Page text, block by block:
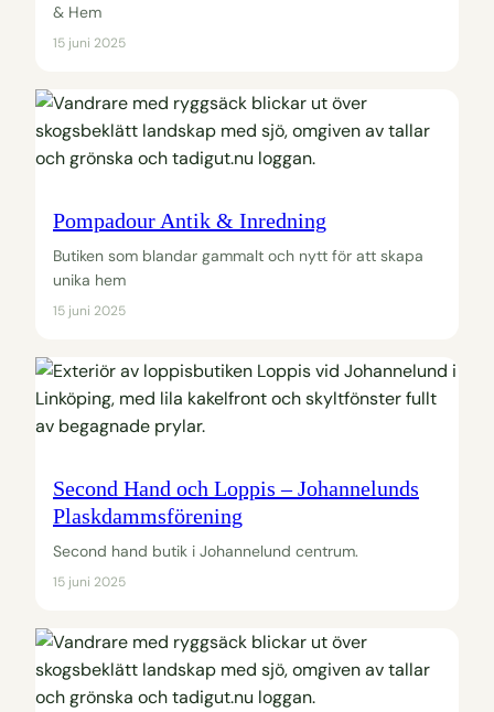
& Hem
15 juni 2025
Pompadour Antik & Inredning
Butiken som blandar gammalt och nytt för att skapa
unika hem
15 juni 2025
Second Hand och Loppis – Johannelunds
Plaskdammsförening
Second hand butik i Johannelund centrum.
15 juni 2025